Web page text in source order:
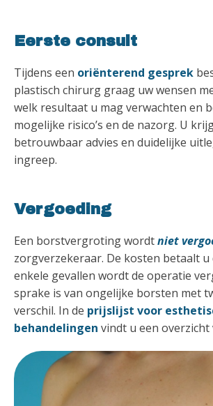
Eerste consult
Tijdens een oriënterend gesprek
plastisch chirurg graag uw wensen
welk resultaat u mag verwachten en
mogelijke risico’s en de nazorg. U
betrouwbaar advies en duidelijke
ingreep.
Vergoeding
Een borstvergroting wordtniet
zorgverzekeraar. De kosten betaalt u
enkele gevallen wordt de operatie
sprake is van ongelijke borsten met
verschil. In de prijslijst voor
behandelingen vindt u een overzicht